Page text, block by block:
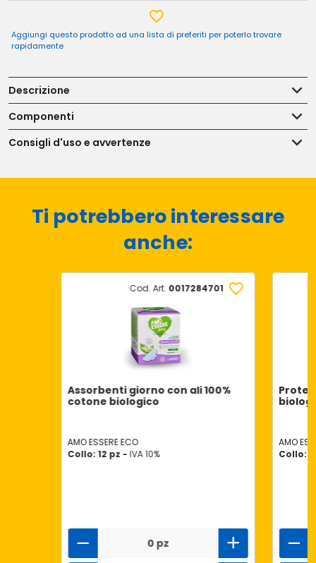
Aggiungi questo prodotto ad una lista di preferiti per poterlo trovare
rapidamente
Descrizione
Componenti
Consigli d'uso e avvertenze
Ti potrebbero interessare
anche:
Cod. Art. 0017284701
Assorbenti giorno con ali 100%
cotone biologico
AMO ESSERE ECO
Collo: 12 pz - IVA 10%
0 pz
AMO
Collo: